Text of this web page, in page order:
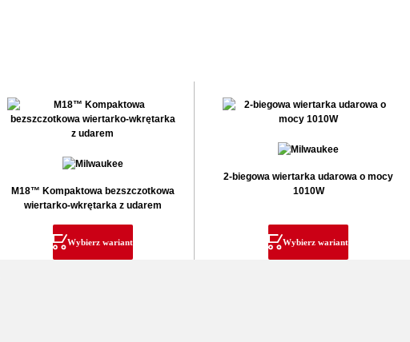
M18™ Kompaktowa bezszczotkowa
wiertarko-wkrętarka z udarem
Wybierz wariant
2-biegowa wiertarka udarowa o mocy
1010W
Wybierz wariant